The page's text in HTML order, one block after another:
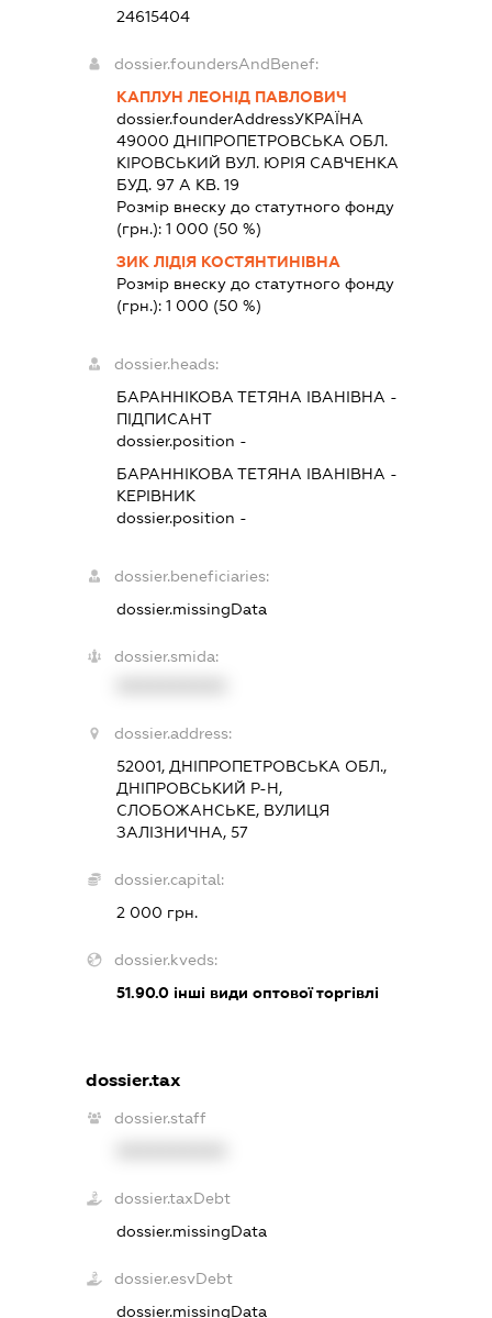
24615404
dossier.foundersAndBenef:
КАПЛУН ЛЕОНІД ПАВЛОВИЧ
dossier.founderAddressУКРАЇНА
49000 ДНIПРОПЕТРОВСЬКА ОБЛ.
КІРОВСЬКИЙ ВУЛ. ЮРІЯ САВЧЕНКА
БУД. 97 А КВ. 19
Розмір внеску до статутного фонду
(грн.):1 000 (50 %)
ЗИК ЛІДІЯ КОСТЯНТИНІВНА
Розмір внеску до статутного фонду
(грн.):1 000 (50 %)
dossier.heads:
БАРАННІКОВА ТЕТЯНА ІВАНІВНА -
ПІДПИСАНТ
dossier.position -
БАРАННІКОВА ТЕТЯНА ІВАНІВНА -
КЕРІВНИК
dossier.position -
dossier.beneficiaries:
dossier.missingData
dossier.smida:
dossier.address:
52001, ДНІПРОПЕТРОВСЬКА ОБЛ.,
ДНІПРОВСЬКИЙ Р-Н,
СЛОБОЖАНСЬКЕ, ВУЛИЦЯ
ЗАЛІЗНИЧНА, 57
dossier.capital:
2 000 грн.
dossier.kveds:
51.90.0 інші види оптової торгівлі
dossier.tax
dossier.staff
dossier.taxDebt
dossier.missingData
dossier.esvDebt
dossier.missingData